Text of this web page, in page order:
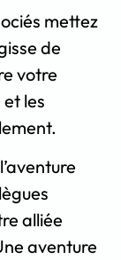
mettez
de
votre
les
alliée
aventure